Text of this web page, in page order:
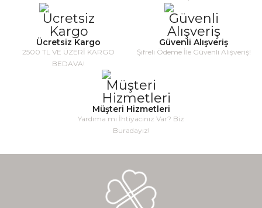
Ücretsiz Kargo
2500 TL VE ÜZERİ KARGO
BEDAVA!
Güvenli Alışveriş
Şifreli Ödeme İle Güvenli Alışveriş!
Müşteri Hizmetleri
Yardıma mı İhtiyacınız Var? Biz
Buradayız!